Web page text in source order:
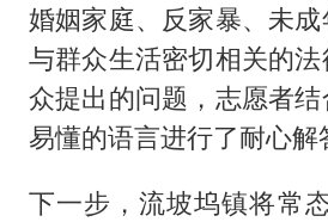
婚姻家庭、反家暴、未
与群众生活密切相关的
众提出的问题，志愿者
易懂的语言进行了耐心解
下一步，流坡坞镇将常